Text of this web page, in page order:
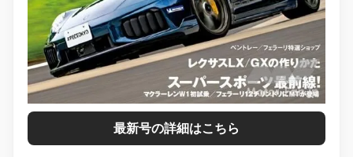
最新号の詳細はこちら